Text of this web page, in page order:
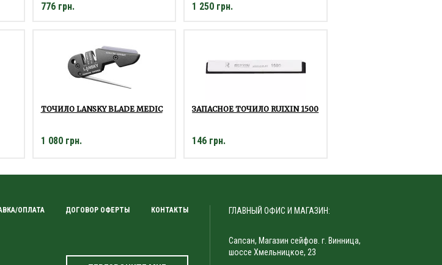
776 грн. 1 250 грн.
ТОЧИЛО LANSKY BLADE MEDIC
1 080 грн.
ЗАПАСНОЕ ТОЧИЛО RUIXIN 1500
146 грн.
ОПЛАТА ДОГОВОР ОФЕРТЫ КОНТАКТЫ ГЛАВНЫЙ ОФИС И МАГАЗИН:
Сапсан, Магазин сейфов. г. Винница,
шоссе Хмельницкое, 23